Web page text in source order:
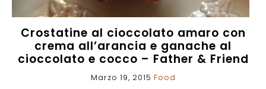
Crostatine al cioccolato amaro con
crema all’arancia e ganache al
cioccolato e cocco – Father & Friend
Marzo 19, 2015 Food